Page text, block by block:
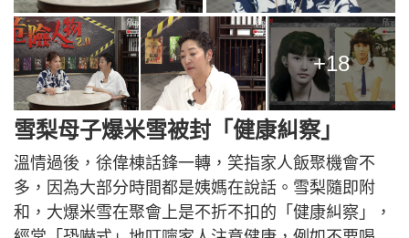
+18
雪梨母子爆米雪被封「健康糾察」
溫情過後，徐偉棟話鋒一轉，笑指家人飯聚機會不
多，因為大部分時間都是姨媽在說話。雪梨隨即附
和，大爆米雪在聚會上是不折不扣的「健康糾察」，